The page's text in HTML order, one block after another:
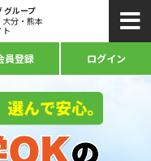
グループ
分・熊本
ト
員登録 ログイン